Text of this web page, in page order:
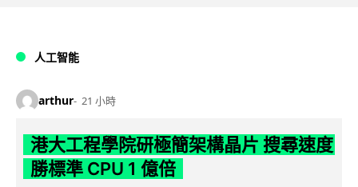
人工智能
arthur 21 小時
港大工程學院研極簡架構晶片 搜尋速度
勝標準 CPU 1 億倍